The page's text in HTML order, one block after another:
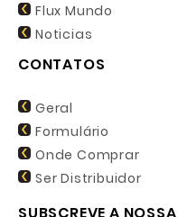
Flux Mundo
Noticias
CONTATOS
Geral
Formulário
Onde Comprar
Ser Distribuidor
SUBSCREVE A